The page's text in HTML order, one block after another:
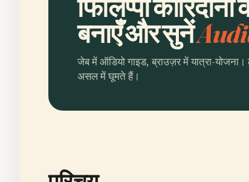
फिलिप्पो
बनाएँ और सुनें
जेब में ऑडियो गाइड, ब्राउज़र में यात्रा-
असल में घूमते हैं।